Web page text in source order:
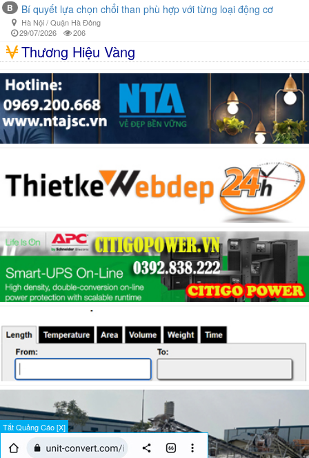
B Bí quyết lựa chọn chổi than phù hợp với từng loại động cơ
Hà Nội / Quận Hà Đông
29/07/2026
206
Thương Hiệu Vàng
Tắt Quảng Cáo [X]